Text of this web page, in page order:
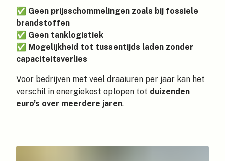
✅ Geen prijsschommelingen zoals bij fossiele
brandstoffen
✅ Geen tanklogistiek
✅ Mogelijkheid tot tussentijds laden zonder
capaciteitsverlies
Voor bedrijven met veel draaiuren per jaar kan het
verschil in energiekost oplopen tot duizenden
euro’s over meerdere jaren.